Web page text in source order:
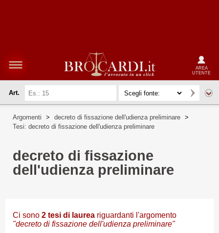
AREA
UTENTE
Art.
Argomenti > decreto di fissazione dell'udienza preliminare >
Tesi: decreto di fissazione dell'udienza preliminare
decreto di fissazione
dell'udienza preliminare
Ci sono 2 tesi di laurea riguardanti l'argomento
"decreto di fissazione dell'udienza preliminare"